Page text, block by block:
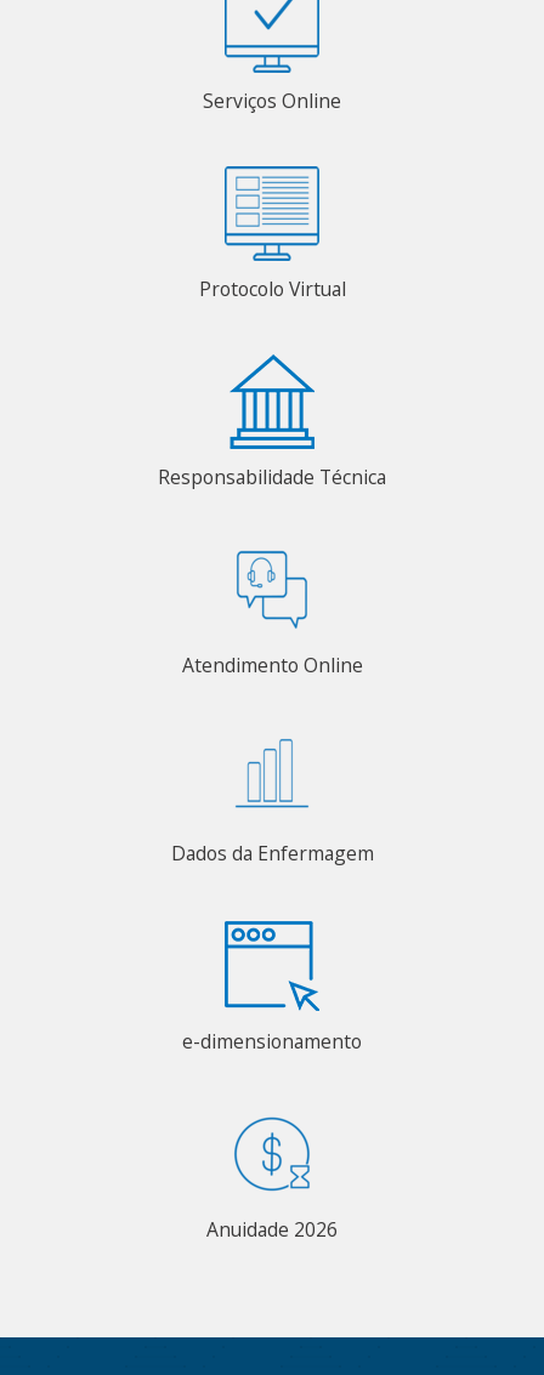
Serviços Online
Protocolo Virtual
Responsabilidade Técnica
Atendimento Online
Dados da Enfermagem
e-dimensionamento
Anuidade 2026